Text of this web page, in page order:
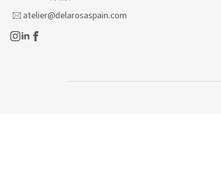
atelier@delarosaspain.com